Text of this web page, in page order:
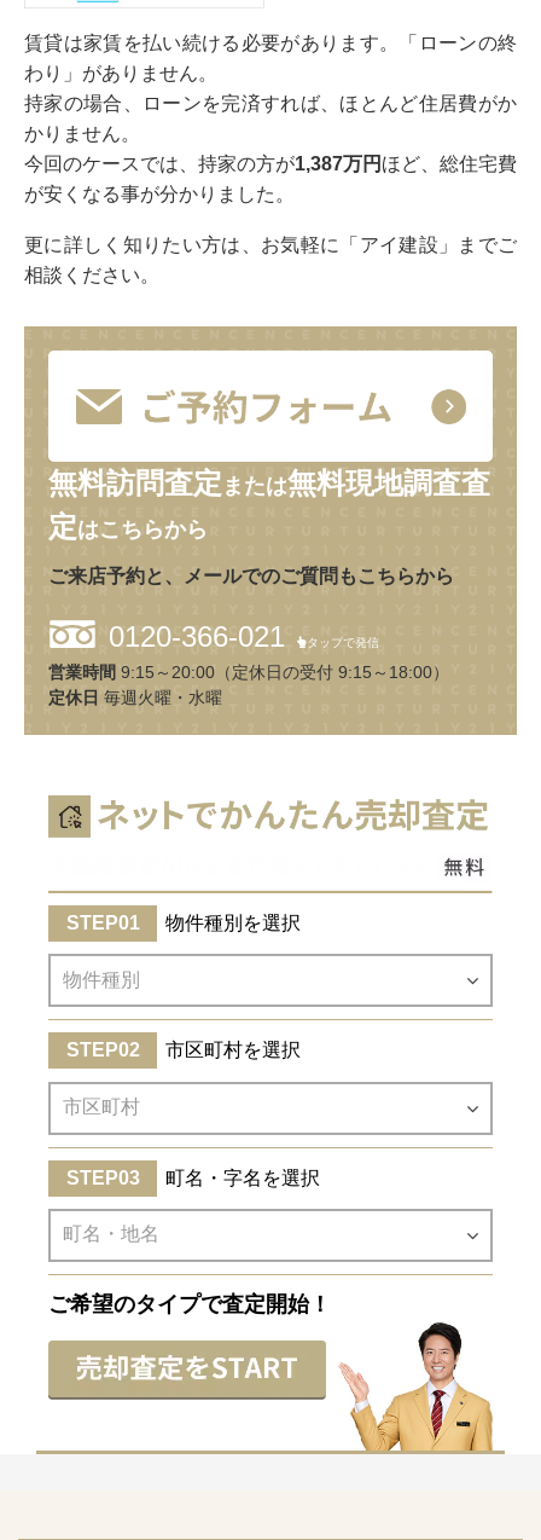
賃貸は家賃を払い続ける必要があります。「ローンの終
わり」がありません。
持家の場合、ローンを完済すれば、ほとんど住居費がか
かりません。
今回のケースでは、持家の方が1,387万円 ほど、総住宅費
が安くなる事が分かりました。
更に詳しく知りたい方は、お気軽に「アイ建設」までご
相談ください。
無料訪問査定 または無料現地調査査
定はこちらから
ご来店予約と、メールでのご質問もこちらから
0120-366-021 タップで発信
営業時間 9:15～20:00（定休日の受付 9:15～18:00）
定休日 毎週火曜・水曜
物件種別を選択
市区町村を選択
町名・字名を選択
ご希望のタイプで査定開始！